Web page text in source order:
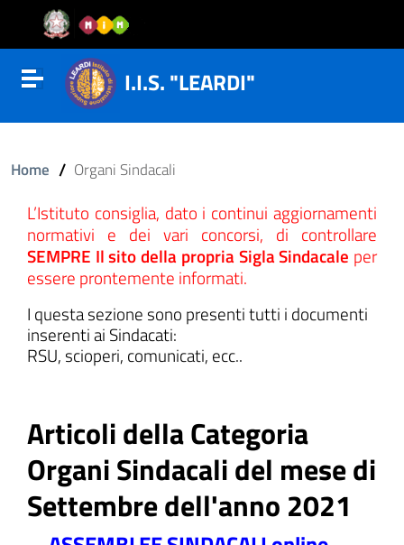
Vai al contenuto
Vail al menu di navigazione
Vai al footer
Attiva disattiva la navigazione
del sito
I.I.S. "LEARDI"
Home / Organi Sindacali
L’Istituto consiglia, dato i continui aggiornamenti
normativi e dei vari concorsi, di controllare
SEMPRE Il sito della propria Sigla Sindacale per
essere prontemente informati.
I questa sezione sono presenti tutti i documenti
inserenti ai Sindacati:
RSU, scioperi, comunicati, ecc..
Articoli della Categoria
Organi Sindacali del mese di
Settembre dell'anno 2021